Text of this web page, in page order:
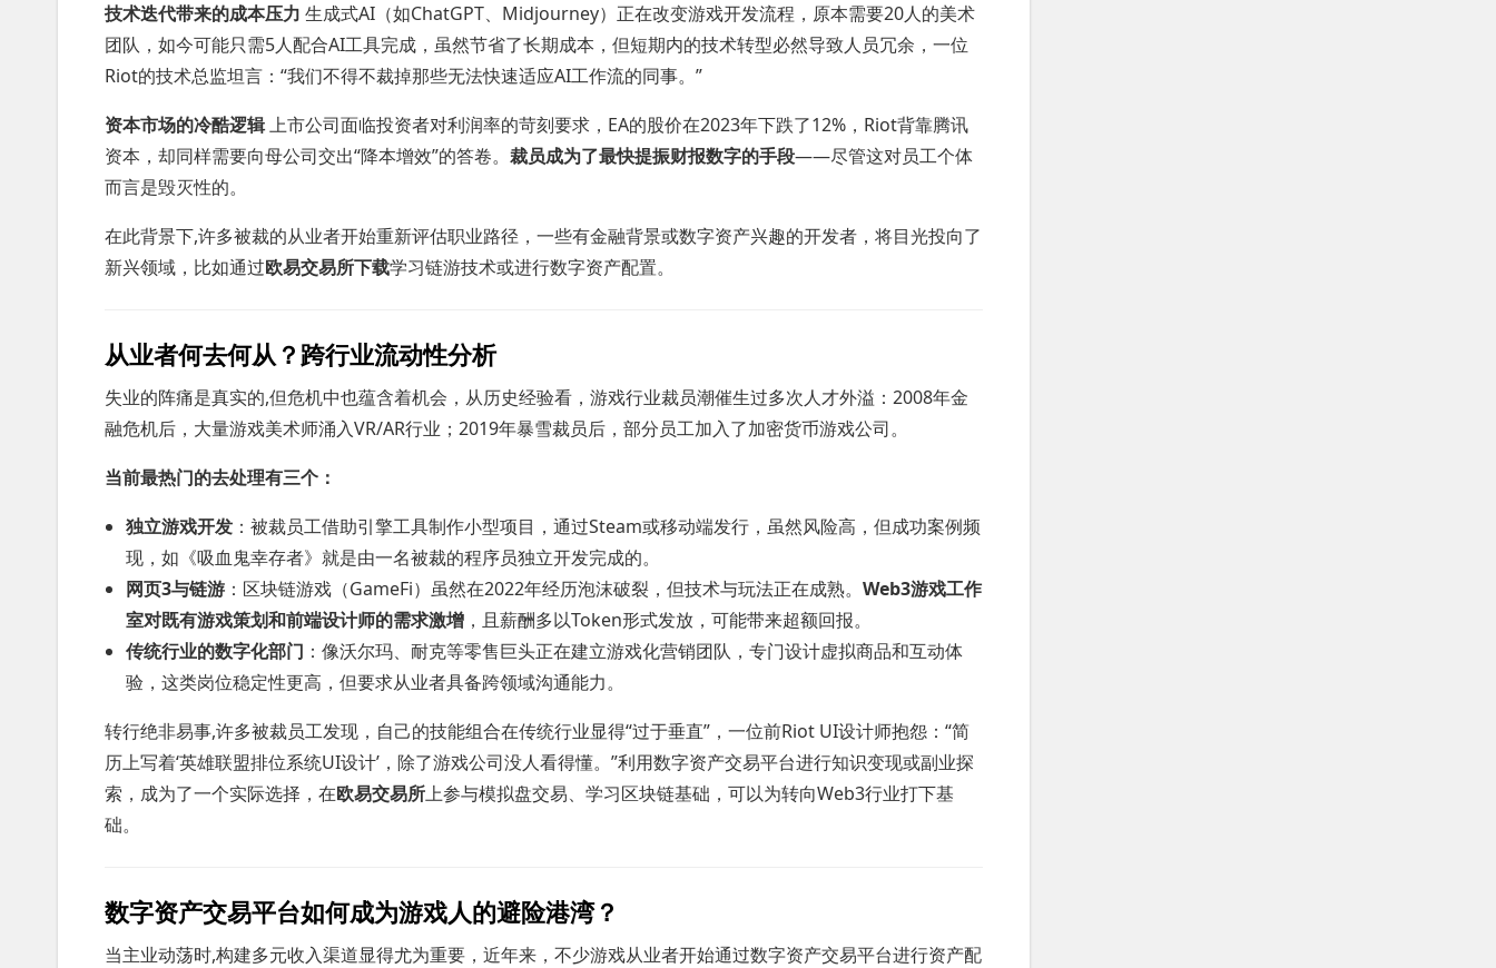
技术迭代带来的成本压力 生成式AI（如ChatGPT、Midjourney）正在改变游戏开发流程，原本需要20人的美术
团队，如今可能只需5人配合AI工具完成，虽然节省了长期成本，但短期内的技术转型必然导致人员冗余，一位
Riot的技术总监坦言：“我们不得不裁掉那些无法快速适应AI工作流的同事。”
资本市场的冷酷逻辑上市公司面临投资者对利润率的苛刻要求，EA的股价在2023年下跌了12%，Riot背靠腾讯
资本，却同样需要向母公司交出“降本增效”的答卷。 裁员成为了最快提振财报数字的手段——尽管这对员工个体
而言是毁灭性的。
在此背景下,许多被裁的从业者开始重新评估职业路径，一些有金融背景或数字资产兴趣的开发者，将目光投向了
新兴领域，比如通过欧易交易所下载学习链游技术或进行数字资产配置。
从业者何去何从？跨行业流动性分析
失业的阵痛是真实的,但危机中也蕴含着机会，从历史经验看，游戏行业裁员潮催生过多次人才外溢：2008年金
融危机后，大量游戏美术师涌入VR/AR行业；2019年暴雪裁员后，部分员工加入了加密货币游戏公司。
当前最热门的去处理有三个：
独立游戏开发 ：被裁员工借助引擎工具制作小型项目，通过Steam或移动端发行，虽然风险高，但成功案例频
现，如《吸血鬼幸存者》就是由一名被裁的程序员独立开发完成的。
网页3与链游 ：区块链游戏（GameFi）虽然在2022年经历泡沫破裂，但技术与玩法正在成熟。Web3游戏工作
室对既有游戏策划和前端设计师的需求激增 ，且薪酬多以Token形式发放，可能带来超额回报。
传统行业的数字化部门 ：像沃尔玛、耐克等零售巨头正在建立游戏化营销团队，专门设计虚拟商品和互动体
验，这类岗位稳定性更高，但要求从业者具备跨领域沟通能力。
转行绝非易事,许多被裁员工发现，自己的技能组合在传统行业显得“过于垂直”，一位前Riot UI设计师抱怨：“简
历上写着‘英雄联盟排位系统UI设计’，除了游戏公司没人看得懂。”利用数字资产交易平台进行知识变现或副业探
索，成为了一个实际选择，在欧易交易所上参与模拟盘交易、学习区块链基础，可以为转向Web3行业打下基
础。
数字资产交易平台如何成为游戏人的避险港湾？
当主业动荡时,构建多元收入渠道显得尤为重要，近年来，不少游戏从业者开始通过数字资产交易平台进行资产配